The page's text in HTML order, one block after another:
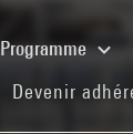
Programme
Devenir